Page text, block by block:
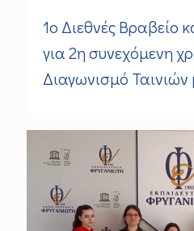
1ο Διεθνές Βραβείο
για 2η συνεχόμενη
Διαγωνισμό Ταινιών